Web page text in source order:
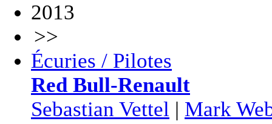
2013
>>
Écuries / Pilotes
Red Bull-Renault
Sebastian Vettel | Mark